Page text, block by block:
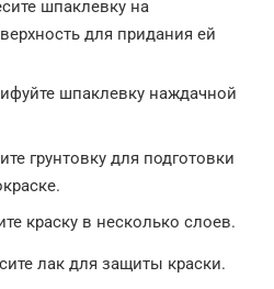
шпаклевку на
для придания ей
шпаклевку наждачной
грунтовку для подготовки
краску в несколько слоев.
лак для защиты краски.